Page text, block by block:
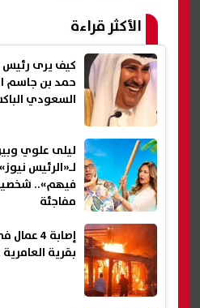
الأكثر قراءة
كيف يرى رئيس
حمد بن جاسم
السعودي
ليلى علوي
لـ«الرئيس
فيهم»..
مفاجئة
إصابة 4
بقرية